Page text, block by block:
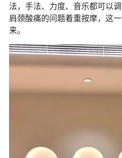
法，手法、力度、音乐都可以
肩颈酸痛的问题着重按摩，这
来。